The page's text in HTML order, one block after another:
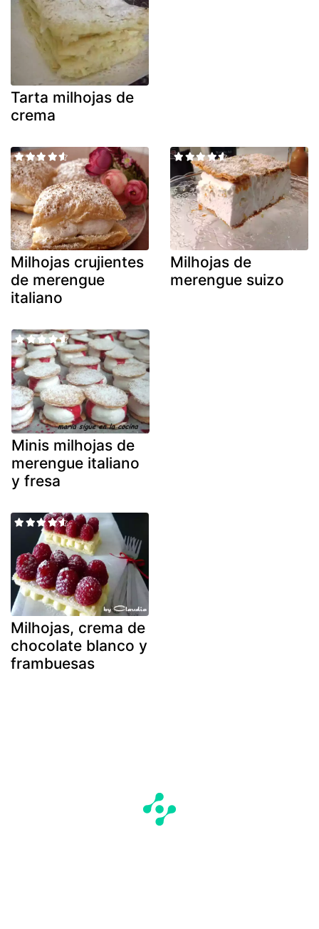
Tarta milhojas de
crema
Milhojas crujientes
de merengue
italiano
Milhojas de
merengue suizo
Minis milhojas de
merengue italiano
y fresa
Milhojas, crema de
chocolate blanco y
frambuesas